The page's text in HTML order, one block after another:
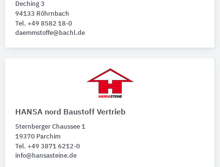
Deching 3
94133 Röhrnbach
Tel. +49 8582 18-0
daemmstoffe@bachl.de
HANSA nord Baustoff Vertrieb
Sternberger Chaussee 1
19370 Parchim
Tel. +49 3871 6212-0
info@hansasteine.de